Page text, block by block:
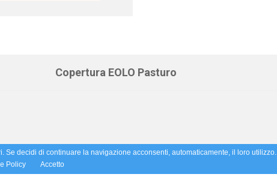
Copertura EOLO Pasturo
decidi di continuare la navigazione acconsenti, automaticamente, il loro utilizzo.
Policy
Accetto